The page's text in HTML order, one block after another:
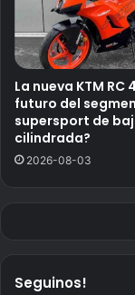
La nueva KTM RC
futuro del
supersport de
cilindrada?
2026-08-03
Seguinos!